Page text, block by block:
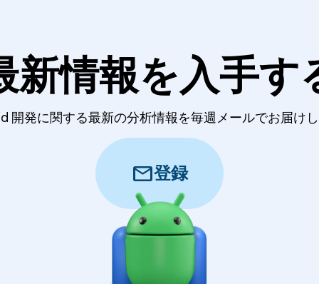
新情報を入手す
開発に関する最新の分析情報を毎週メールでお届けし
mail登録